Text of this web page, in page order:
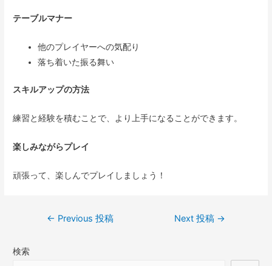
テーブルマナー
他のプレイヤーへの気配り
落ち着いた振る舞い
スキルアップの方法
練習と経験を積むことで、より上手になることができます。
楽しみながらプレイ
頑張って、楽しんでプレイしましょう！
← Previous 投稿 Next 投稿 →
検索